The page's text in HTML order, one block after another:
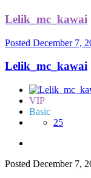
Lelik_mc_kawai
Posted December 7,
Lelik_mc_kawai
VIP
Basic
25
Posted December 7,